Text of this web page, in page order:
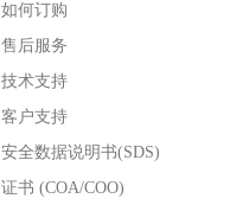
如何订购
售后服务
技术支持
客户支持
安全数据说明书(SDS)
证书 (COA/COO)